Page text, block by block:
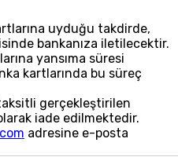
uyduğu takdirde,
bankanıza iletilecektir.
yansıma süresi
kartlarında bu süreç
gerçekleştirilen
iade edilmektedir.
adresine e-posta